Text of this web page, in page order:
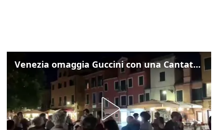
Venezia omaggia Guccini con una Cantata Anarchica in campo Santa Margherita